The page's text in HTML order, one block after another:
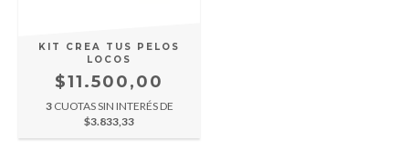
KIT CREA TUS PELOS
LOCOS
$11.500,00
3 CUOTAS SIN INTERÉS DE
$3.833,33